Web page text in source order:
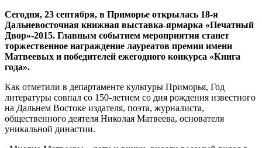
Сегодня, 23 сентября, в Приморье открылась 18-я
Дальневосточная книжная выставка-ярмарка «Печатный
Двор»-2015. Главным событием мероприятия станет
торжественное награждение лауреатов премии имени
Матвеевых и победителей ежегодного конкурса «Книга
года».
Как отметили в департаменте культуры Приморья, Год
литературы совпал со 150-летием со дня рождения известного
на Дальнем Востоке издателя, поэта, журналиста,
общественного деятеля Николая Матвеева, основателя
уникальной династии.